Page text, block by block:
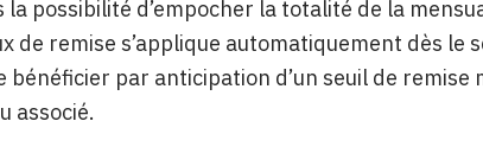
la possibilité d’empocher la totalité de la
de remise s’applique automatiquement dès le
par anticipation d’un seuil de remise
associé.